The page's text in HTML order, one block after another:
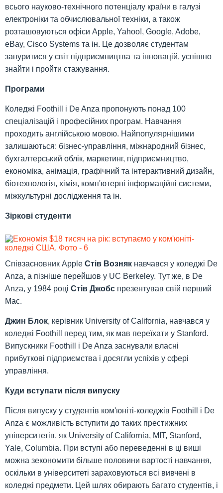
всього науково-технічного потенціалу країни в галузі
електроніки та обчислювальної техніки, а також
розташовуються офіси Apple, Yahoo!, Google, Adobe,
eBay, Cisco Systems та ін. Це дозволяє студентам
зануритися у світ підприємництва та інновацій, успішно
знайти і пройти стажування.
Програми
Коледжі Foothill і De Anza пропонують понад 100
спеціалізацій і професійних програм. Навчання
проходить англійською мовою. Найпопулярнішими
залишаються: бізнес-управління, міжнародний бізнес,
бухгалтерський облік, маркетинг, підприємництво,
економіка, анімація, графічний та інтерактивний дизайн,
біотехнологія, хімія, комп'ютерні інформаційні системи,
міжкультурні дослідження та ін.
Зіркові студенти
Співзасновник Apple Стів Возняк навчався у коледжі De
Anza, а пізніше перейшов у UC Berkeley. Тут же, в De
Anza, у 1984 році Стів Джобс презентував свій перший
Mac.
Джин Блок, керівник University of California, навчався у
коледжі Foothill перед тим, як мав переїхати у Stanford.
Випускники Foothill і De Anza заснували власні
прибуткові підприємства і досягли успіхів у сфері
управління.
Куди вступати після випуску
Після випуску у студентів ком'юніті-коледжів Foothill і De
Anza є можливість вступити до таких престижних
університетів, як University of California, MIT, Stanford,
Yale, Columbia. При вступі або переведенні в ці виші
можна зекономити більше половини вартості навчання,
оскільки в університеті зараховуються всі вивчені в
коледжі предмети. Цей шлях обирають багато студентів, і